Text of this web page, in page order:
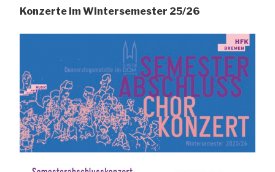
Konzerte im Wintersemester 25/26